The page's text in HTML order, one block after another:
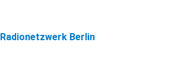
Radionetzwerk Berlin